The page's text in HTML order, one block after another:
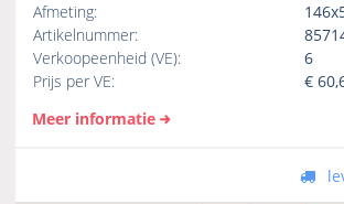
Afmeting:
Artikelnummer:
Verkoopeenheid (VE):
6
Prijs per VE:
€
Meer informatie